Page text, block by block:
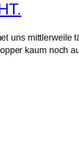
uns mittlerweile
kaum noch